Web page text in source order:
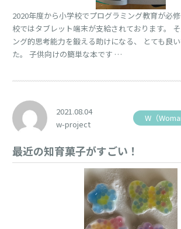
2020年度から小学校でプログラミング教育が必
校ではタブレット端末が支給されております。
ング的思考能力を鍛える助けになる、 とても良
た。 子供向けの簡単な本です …
2021.08.04
w-project
W（
最近の知育菓子がすごい！